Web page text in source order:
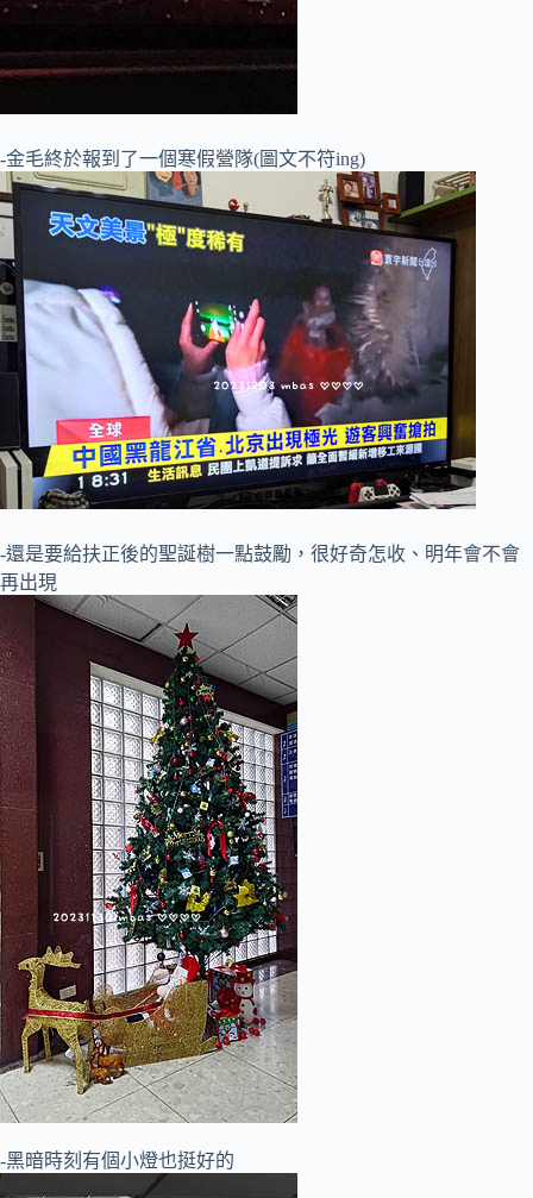
-金毛終於報到了一個寒假營隊(圖文不符ing)
-還是要給扶正後的聖誕樹一點鼓勵，很好奇怎收、明年會不會
再出現
-黑暗時刻有個小燈也挺好的